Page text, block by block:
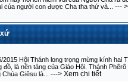
của người con được Cha tha thứ và... ---
xứ
2015 Hội Thánh long trọng mừng kính hai
đồ, là nền tảng của Giáo Hội. Thánh Phêrô
Giêsu là... ---> Xem chi tiết